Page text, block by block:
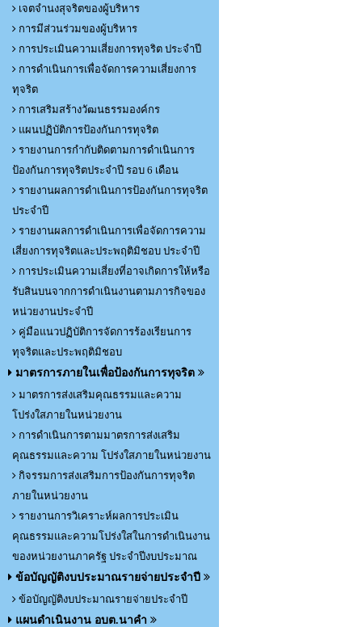
เจตจำนงสุจริตของผู้บริหาร
การมีส่วนร่วมของผู้บริหาร
การประเมินความเสี่ยงการทุจริต ประจำปี
การดำเนินการเพื่อจัดการความเสี่ยงการ
ทุจริต
การเสริมสร้างวัฒนธรรมองค์กร
แผนปฏิบัติการป้องกันการทุจริต
รายงานการกำกับติดตามการดำเนินการ
ป้องกันการทุจริตประจำปี รอบ 6 เดือน
รายงานผลการดำเนินการป้องกันการทุจริต
ประจำปี
รายงานผลการดำเนินการเพื่อจัดการความ
เสี่ยงการทุจริตและประพฤติมิชอบ ประจำปี
การประเมินความเสี่ยงที่อาจเกิดการให้หรือ
รับสินบนจากการดำเนินงานตามภารกิจของ
หน่วยงานประจำปี
คู่มือแนวปฏิบัติการจัดการร้องเรียนการ
ทุจริตและประพฤติมิชอบ
มาตรการภายในเพื่อป้องกันการทุจริต
มาตรการส่งเสริมคุณธรรมและความ
โปร่งใสภายในหน่วยงาน
การดำเนินการตามมาตรการส่งเสริม
คุณธรรมและความ โปร่งใสภายในหน่วยงาน
กิจรรมการส่งเสริมการป้องกันการทุจริต
ภายในหน่วยงาน
รายงานการวิเคราะห์ผลการประเมิน
คุณธรรมและความโปร่งใสในการดำเนินงาน
ของหน่วยงานภาครัฐ ประจำปีงบประมาณ
ข้อบัญญัติงบประมาณรายจ่ายประจำปี
ข้อบัญญัติงบประมาณรายจ่ายประจำปี
แผนดำเนินงาน อบต.นาคำ